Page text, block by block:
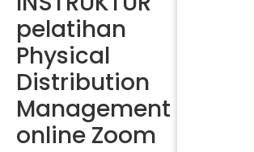
pelatihan
Physical
Distribution
Management
online Zoom